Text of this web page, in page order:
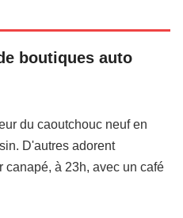
boutiques auto
du caoutchouc neuf en
D'autres adorent
à 23h, avec un café